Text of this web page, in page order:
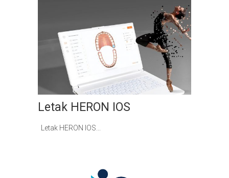
Letak HERON IOS
Letak HERON IOS...